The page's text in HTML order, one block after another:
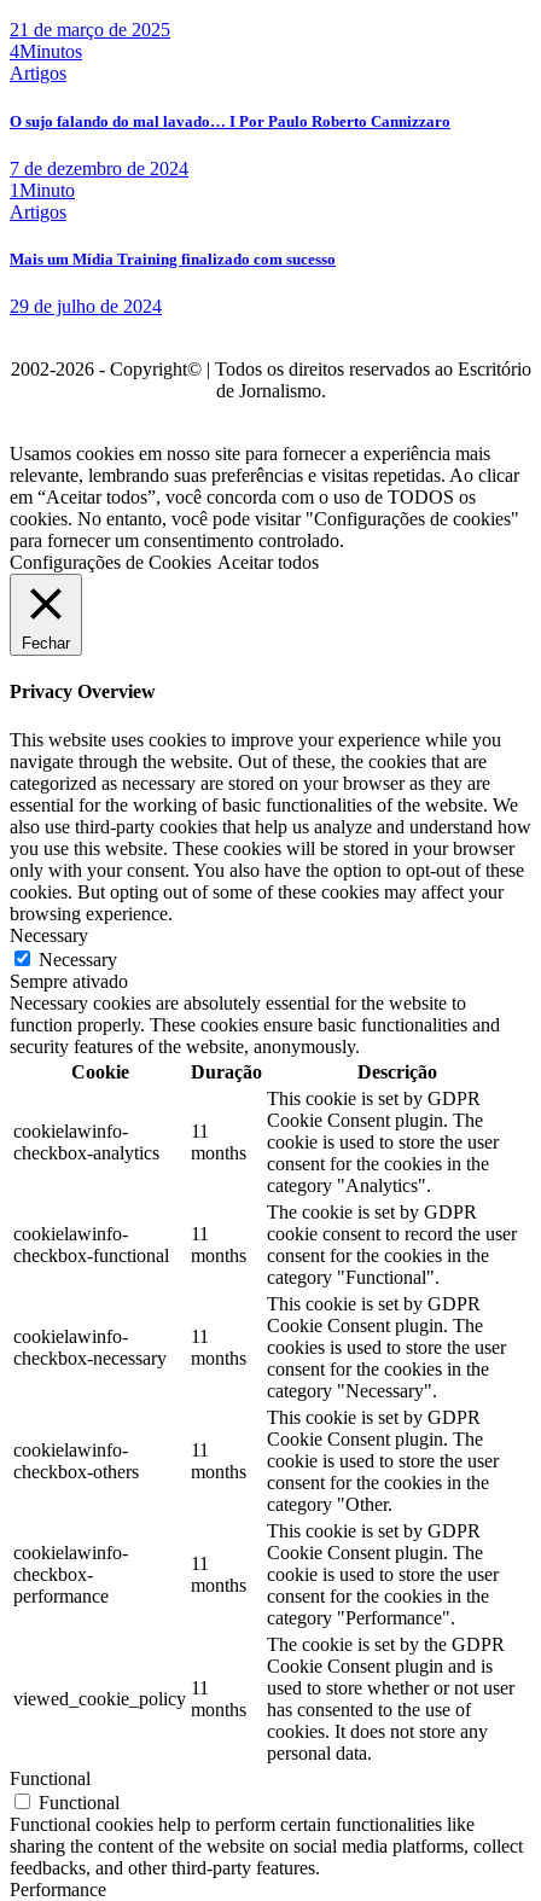
21 de março de 2025
4Minutos
Artigos
O sujo falando do mal lavado… I Por Paulo Roberto Cannizzaro
7 de dezembro de 2024
1Minuto
Artigos
Mais um Mídia Training finalizado com sucesso
29 de julho de 2024
2002-2026 - Copyright© | Todos os direitos reservados ao Escritório
de Jornalismo.
Usamos cookies em nosso site para fornecer a experiência mais
relevante, lembrando suas preferências e visitas repetidas. Ao clicar
em “Aceitar todos”, você concorda com o uso de TODOS os
cookies. No entanto, você pode visitar "Configurações de cookies"
para fornecer um consentimento controlado.
Configurações de Cookies Aceitar todos
Fechar
Privacy Overview
This website uses cookies to improve your experience while you
navigate through the website. Out of these, the cookies that are
categorized as necessary are stored on your browser as they are
essential for the working of basic functionalities of the website. We
also use third-party cookies that help us analyze and understand how
you use this website. These cookies will be stored in your browser
only with your consent. You also have the option to opt-out of these
cookies. But opting out of some of these cookies may affect your
browsing experience.
Necessary
Necessary
Sempre ativado
Necessary cookies are absolutely essential for the website to
function properly. These cookies ensure basic functionalities and
security features of the website, anonymously.
Cookie
Duração Descrição
cookielawinfo-
checkbox-analytics
11
months
This cookie is set by GDPR
Cookie Consent plugin. The
cookie is used to store the user
consent for the cookies in the
category "Analytics".
cookielawinfo-
checkbox-functional
11
months
The cookie is set by GDPR
cookie consent to record the user
consent for the cookies in the
category "Functional".
cookielawinfo-
checkbox-necessary
11
months
This cookie is set by GDPR
Cookie Consent plugin. The
cookies is used to store the user
consent for the cookies in the
category "Necessary".
cookielawinfo-
checkbox-others
11
months
This cookie is set by GDPR
Cookie Consent plugin. The
cookie is used to store the user
consent for the cookies in the
category "Other.
cookielawinfo-
checkbox-
performance
11
months
This cookie is set by GDPR
Cookie Consent plugin. The
cookie is used to store the user
consent for the cookies in the
category "Performance".
viewed_cookie_policy
11
months
The cookie is set by the GDPR
Cookie Consent plugin and is
used to store whether or not user
has consented to the use of
cookies. It does not store any
personal data.
Functional
Functional
Functional cookies help to perform certain functionalities like
sharing the content of the website on social media platforms, collect
feedbacks, and other third-party features.
Performance